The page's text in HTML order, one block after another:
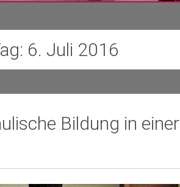
6. Juli 2016
Bildung in einer